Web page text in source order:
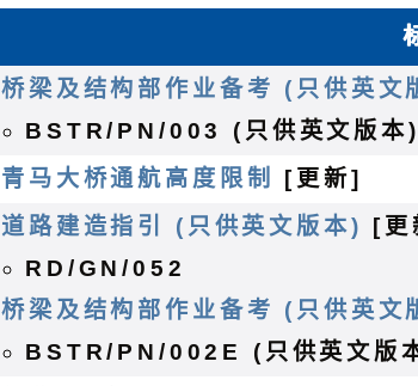
桥梁及结构部作业备考 (只供英文
BSTR/PN/003 (只供英文版本)
青马大桥通航高度限制
[更新]
道路建造指引 (只供英文版本)
[更
RD/GN/052
桥梁及结构部作业备考 (只供英文
BSTR/PN/002E (只供英文版